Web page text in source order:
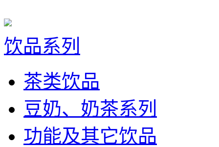
饮品系列
茶类饮品
豆奶、奶茶系列
功能及其它饮品